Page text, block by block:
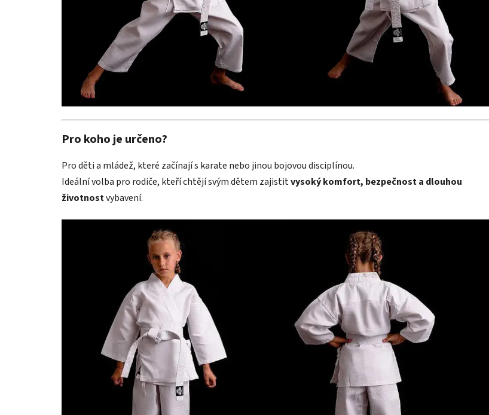
Pro koho je určeno?
Pro děti a mládež, které začínají s karate nebo jinou bojovou disciplínou.
Ideální volba pro rodiče, kteří chtějí svým dětem zajistitvysoký komfort, bezpečnost a dlouhou
životnostvybavení.